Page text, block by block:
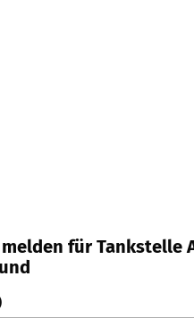
für Tankstelle